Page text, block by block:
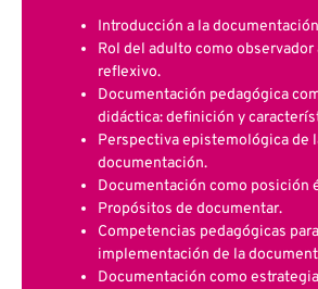
Introducción a la
Rol del adulto como observador
reflexivo.
Documentación pedagógica
didáctica: definición y
Perspectiva epistemológica de
documentación.
Documentación como posición
Propósitos de documentar.
Competencias pedagógicas
implementación de la
Documentación como